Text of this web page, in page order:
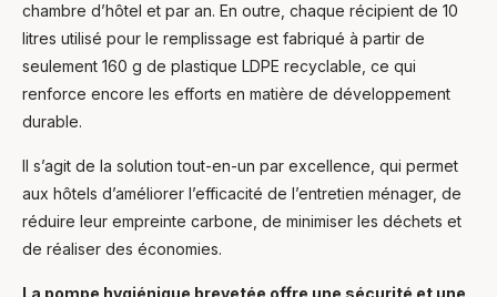
chambre d’hôtel et par an. En outre, chaque récipient de 10
litres utilisé pour le remplissage est fabriqué à partir de
seulement 160 g de plastique LDPE recyclable, ce qui
renforce encore les efforts en matière de développement
durable.
Il s’agit de la solution tout-en-un par excellence, qui permet
aux hôtels d’améliorer l’efficacité de l’entretien ménager, de
réduire leur empreinte carbone, de minimiser les déchets et
de réaliser des économies.